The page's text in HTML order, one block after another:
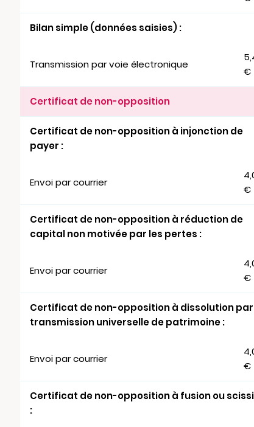
Bilan simple (données saisies) :
Transmission par voie électronique
€
Certificat de non-opposition
Certificat de non-opposition à injonction de
payer :
Envoi par courrier
€
Certificat de non-opposition à réduction de
capital non motivée par les pertes :
Envoi par courrier
€
Certificat de non-opposition à dissolution par
transmission universelle de patrimoine :
Envoi par courrier
€
Certificat de non-opposition à fusion ou
: